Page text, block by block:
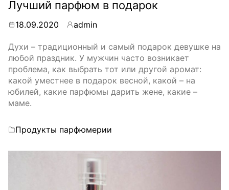
Лучший парфюм в подарок
18.09.2020 Byadmin
Духи – традиционный и самый подарок девушке на
любой праздник. У мужчин часто возникает
проблема, как выбрать тот или другой аромат:
какой уместнее в подарок весной, какой – на
юбилей, какие парфюмы дарить жене, какие –
маме.
Categories
Продукты парфюмерии